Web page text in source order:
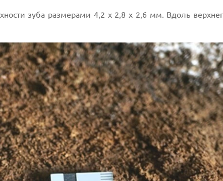
зуба размерами 4,2 х 2,8 х 2,6 мм. Вдоль